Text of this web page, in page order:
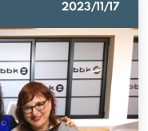
2023/11/17